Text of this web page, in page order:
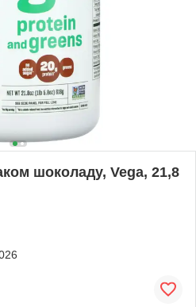
шоколаду, Vega, 21,8